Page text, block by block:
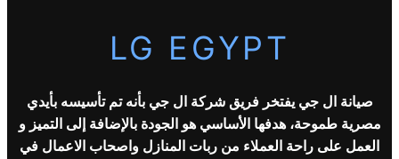
LG EGYPT
صيانة ال جي يفتخر فريق شركةال جيبأنه تم تأسيسه بأيدي
مصرية طموحة، هدفها الأساسي هو الجودة بالإضافة إلى التميز و
العمل على راحة العملاء من ربات المنازل واصحاب الاعمال في